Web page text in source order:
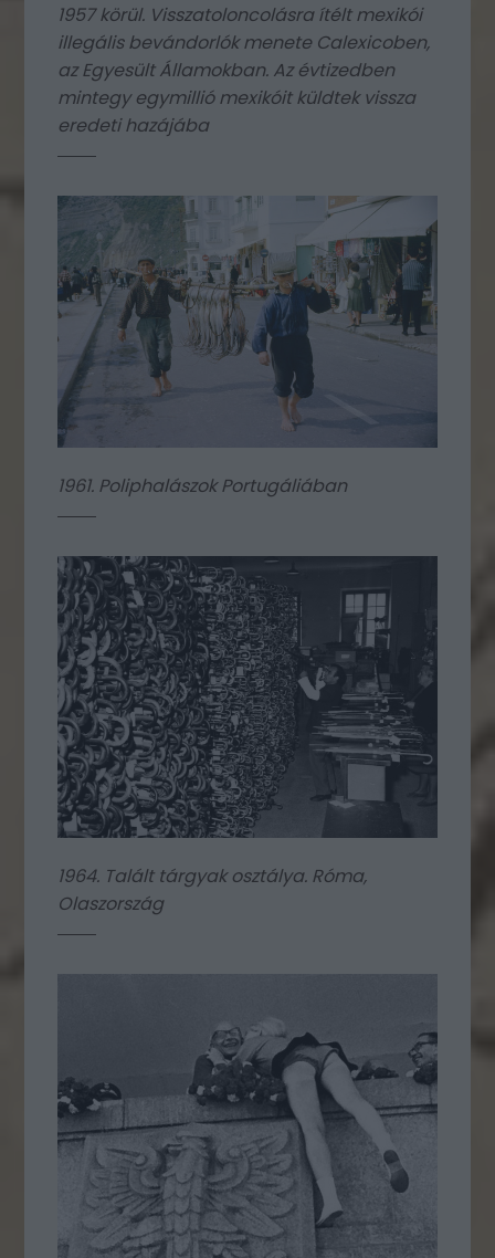
1957 körül. Visszatoloncolásra ítélt mexikói
illegális bevándorlók menete Calexicoben,
az Egyesült Államokban. Az évtizedben
mintegy egymillió mexikóit küldtek vissza
eredeti hazájába
1961. Poliphalászok Portugáliában
1964. Talált tárgyak osztálya. Róma,
Olaszország